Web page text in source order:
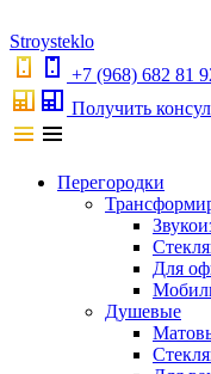
Stroysteklo
+7 (968) 682 81
Получить
Перегородки
Для
Душевые